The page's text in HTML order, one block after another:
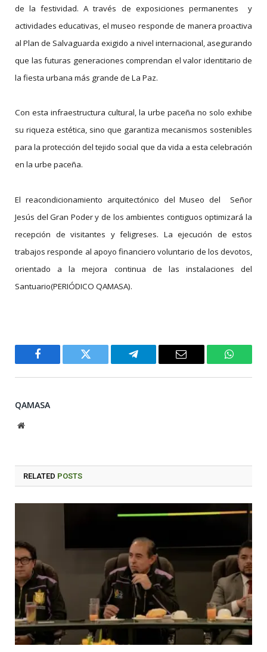
de la festividad. A través de exposiciones permanentes y
actividades educativas, el museo responde de manera proactiva
al Plan de Salvaguarda exigido a nivel internacional, asegurando
que las futuras generaciones comprendan el valor identitario de
la fiesta urbana más grande de La Paz.
Con esta infraestructura cultural, la urbe paceña no solo exhibe
su riqueza estética, sino que garantiza mecanismos sostenibles
para la protección del tejido social que da vida a esta celebración
en la urbe paceña.
El reacondicionamiento arquitectónico del Museo del Señor
Jesús del Gran Poder y de los ambientes contiguos optimizará la
recepción de visitantes y feligreses. La ejecución de estos
trabajos responde al apoyo financiero voluntario de los devotos,
orientado a la mejora continua de las instalaciones del
Santuario(PERIÓDICO QAMASA).
Facebook Twitter Telegram Email
QAMASA
Website
RELATED POSTS